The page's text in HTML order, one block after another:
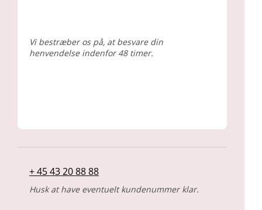
Vi bestræber os på, at besvare din
henvendelse indenfor 48 timer.
+ 45 43 20 88 88
Husk at have eventuelt kundenummer klar.